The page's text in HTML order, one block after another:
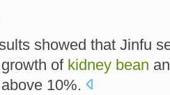
showed that Jinfu
growth of kidney bean
above 10%.